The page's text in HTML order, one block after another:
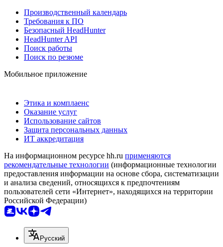
Производственный календарь
Требования к ПО
Безопасный HeadHunter
HeadHunter API
Поиск работы
Поиск по резюме
Мобильное приложение
Этика и комплаенс
Оказание услуг
Использование сайтов
Защита персональных данных
ИТ аккредитация
На информационном ресурсе hh.ru применяются
рекомендательные технологии (информационные технологии
предоставления информации на основе сбора, систематизации
и анализа сведений, относящихся к предпочтениям
пользователей сети «Интернет», находящихся на территории
Российской Федерации)
Русский